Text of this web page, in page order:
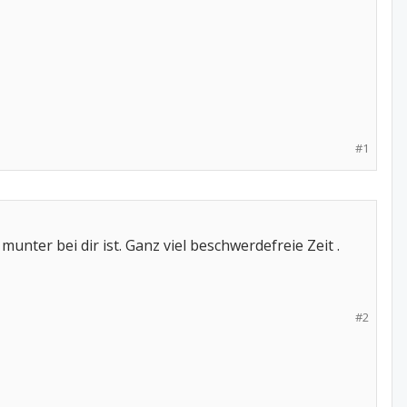
#1
bei dir ist. Ganz viel beschwerdefreie Zeit .
#2